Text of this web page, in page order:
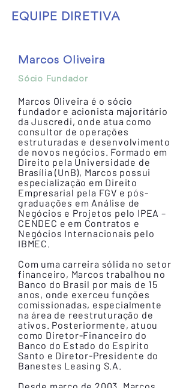
EQUIPE DIRETIVA
Marcos Oliveira
Sócio Fundador
Marcos Oliveira é o sócio
fundador e acionista majoritário
da Juscredi, onde atua como
consultor de operações
estruturadas e desenvolvimento
de novos negócios. Formado em
Direito pela Universidade de
Brasília (UnB), Marcos possui
especialização em Direito
Empresarial pela FGV e pós-
graduações em Análise de
Negócios e Projetos pelo IPEA –
CENDEC e em Contratos e
Negócios Internacionais pelo
IBMEC.
Com uma carreira sólida no setor
financeiro, Marcos trabalhou no
Banco do Brasil por mais de 15
anos, onde exerceu funções
comissionadas, especialmente
na área de reestruturação de
ativos. Posteriormente, atuou
como Diretor-Financeiro do
Banco do Estado do Espírito
Santo e Diretor-Presidente do
Banestes Leasing S.A.